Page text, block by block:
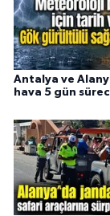
Antalya ve
hava 5 gün